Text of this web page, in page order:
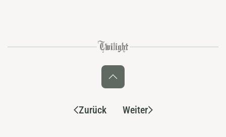
Zurück Weiter